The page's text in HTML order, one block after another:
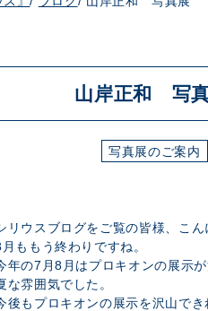
山岸正和 写
写真展のご案内
リウスブログをご覧の皆様、こん
ももう終わりですね。
年の7月8月はプロキオンの展示
な雰囲気でした。
後もプロキオンの展示を沢山でき
展示のお申し込み